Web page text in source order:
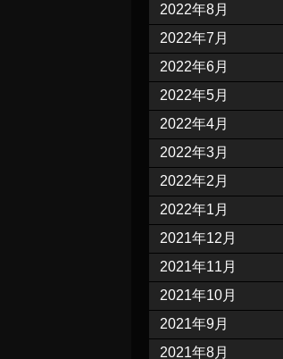
2022年8月
2022年7月
2022年6月
2022年5月
2022年4月
2022年3月
2022年2月
2022年1月
2021年12月
2021年11月
2021年10月
2021年9月
2021年8月